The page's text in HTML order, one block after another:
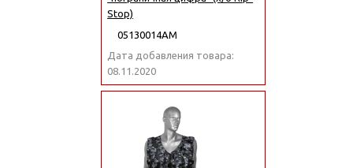
Stop)
05130014АМ
Дата добавления товара:
08.11.2020